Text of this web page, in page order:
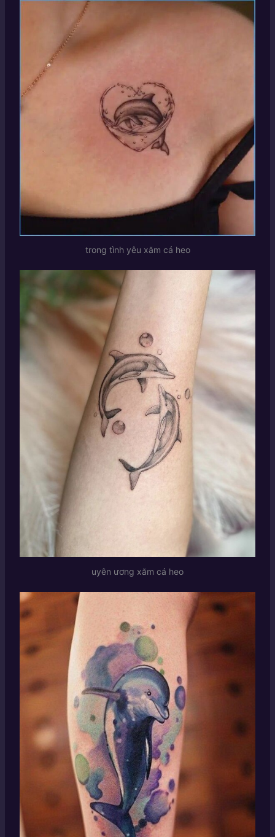
trong tình yêu xăm cá heo
uyên ương xăm cá heo